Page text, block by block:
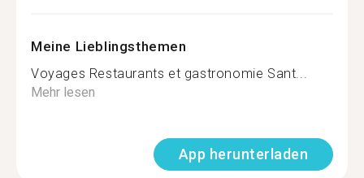
Meine Lieblingsthemen
Voyages Restaurants et gastronomie Sant...
Mehr lesen
App herunterladen